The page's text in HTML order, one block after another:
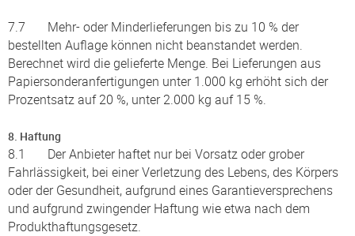
7.7 Mehr- oder Minderlieferungen bis zu 10 % der
bestellten Auflage können nicht beanstandet werden.
Berechnet wird die gelieferte Menge. Bei Lieferungen aus
Papiersonderanfertigungen unter 1.000 kg erhöht sich der
Prozentsatz auf 20 %, unter 2.000 kg auf 15 %.
8. Haftung
8.1 Der Anbieter haftet nur bei Vorsatz oder grober
Fahrlässigkeit, bei einer Verletzung des Lebens, des Körpers
oder der Gesundheit, aufgrund eines Garantieversprechens
und aufgrund zwingender Haftung wie etwa nach dem
Produkthaftungsgesetz.